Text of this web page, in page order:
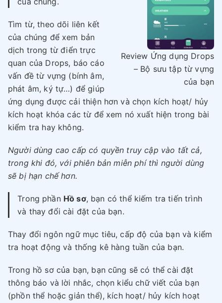
Review Ứng dụng Drops
– Bộ sưu tập từ vựng
của bạn
Tìm từ, theo dõi liên kết
của chúng để xem bản
dịch trong từ điển trực
quan của Drops, báo cáo
vấn đề từ vựng (bính âm,
phát âm, ký tự…) để giúp
ứng dụng được cải thiện hơn và chọn kích hoạt/ hủy
kích hoạt khóa các từ để xem nó xuất hiện trong bài
kiểm tra hay không.
Người dùng cao cấp có quyền truy cập vào tất cả,
trong khi đó, với phiên bản miễn phí thì người dùng
sẽ bị hạn chế hơn.
Trong phần Hồ sơ, bạn có thể kiếm tra tiến trình
và thay đổi cài đặt của bạn.
Thay đổi ngôn ngữ mục tiêu, cấp độ của bạn và kiểm
tra hoạt động và thống kê hàng tuần của bạn.
Trong hồ sơ của bạn, bạn cũng sẽ có thể cài đặt
thông báo và lời nhắc, chọn kiểu chữ viết của bạn
(phồn thể hoặc giản thể), kích hoạt/ hủy kích hoạt